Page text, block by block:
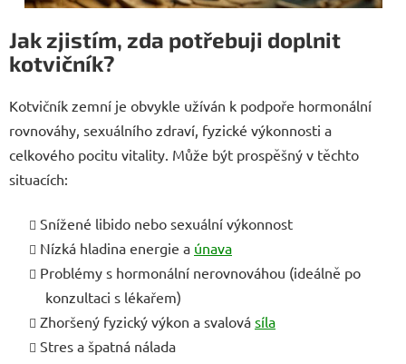
Jak zjistím, zda potřebuji doplnit
kotvičník?
Kotvičník zemní je obvykle užíván k podpoře hormonální
rovnováhy, sexuálního zdraví, fyzické výkonnosti a
celkového pocitu vitality. Může být prospěšný v těchto
situacích:
Snížené libido nebo sexuální výkonnost
Nízká hladina energie a únava
Problémy s hormonální nerovnováhou (ideálně po
konzultaci s lékařem)
Zhoršený fyzický výkon a svalová síla
Stres a špatná nálada